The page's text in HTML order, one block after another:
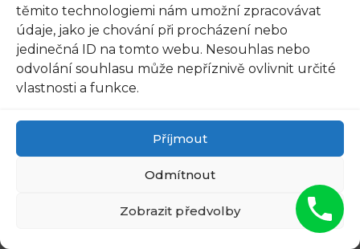
těmito technologiemi nám umožní zpracovávat
údaje, jako je chování při procházení nebo
jedinečná ID na tomto webu. Nesouhlas nebo
odvolání souhlasu může nepříznivě ovlivnit určité
vlastnosti a funkce.
Příjmout
Odmítnout
Zobrazit předvolby
Doufáme, že tento jednoduchý postup vám
pomůže při otevírání zámku u auta. Buďte
trpěliví a důkladní při jeho provádění. S trochou
cviku a znalostí se můžete stát odborníkem na
vám dnešní článek pomohl rozproudit vaší
znalosti o tom, jak rozhýbat zámek u auta. Teď,
když znáte jednoduchý postup, jak se s tímto
problémem vypořádat, nemusíte se již trápit v
případě, že se vám zasekl klíček.